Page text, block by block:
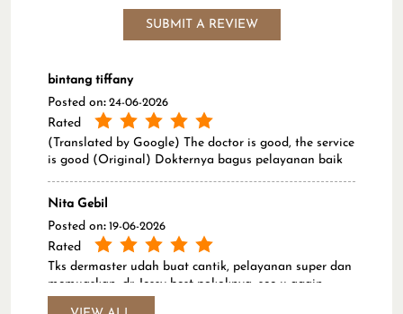
SUBMIT A REVIEW
bintang tiffany
Posted on: 24-06-2026
Rated
(Translated by Google) The doctor is good, the service
is good (Original) Dokternya bagus pelayanan baik
Nita Gebil
Posted on: 19-06-2026
Rated
Tks dermaster udah buat cantik, pelayanan super dan
memuaskan, dr. Jessy best pokoknya, see u again